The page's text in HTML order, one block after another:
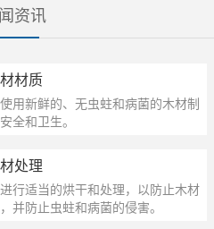
资讯
材质
用新鲜的、无虫蛀和病菌的木材制
全和卫生。
处理
行适当的烘干和处理，以防止木材
并防止虫蛀和病菌的侵害。